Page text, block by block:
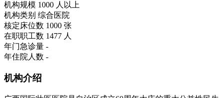
机构规模 1000 人以上
机构类别 综合医院
核定床位数 1000 张
在职职工数 1477 人
年门急诊量 -
年住院人数 -
机构介绍